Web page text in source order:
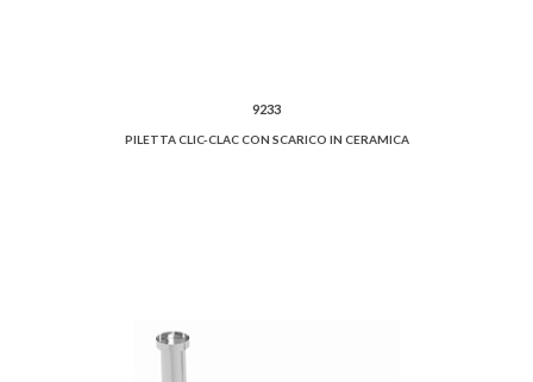
9233
PILETTA CLIC-CLAC CON SCARICO IN CERAMICA